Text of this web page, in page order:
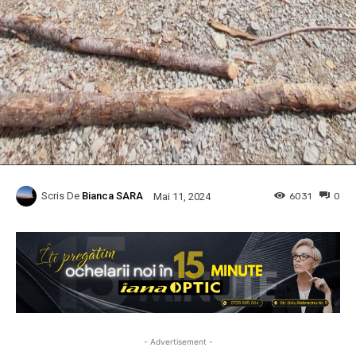
Scris De Bianca SARA Mai 11, 2024 0
6031
- Advertisement -